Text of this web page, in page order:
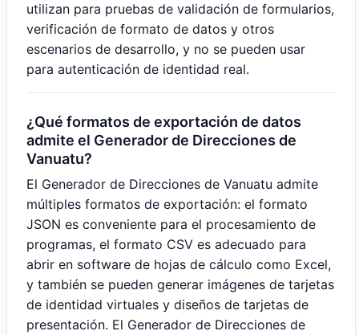
utilizan para pruebas de validación de formularios,
verificación de formato de datos y otros
escenarios de desarrollo, y no se pueden usar
para autenticación de identidad real.
¿Qué formatos de exportación de datos
admite el Generador de Direcciones de
Vanuatu?
El Generador de Direcciones de Vanuatu admite
múltiples formatos de exportación: el formato
JSON es conveniente para el procesamiento de
programas, el formato CSV es adecuado para
abrir en software de hojas de cálculo como Excel,
y también se pueden generar imágenes de tarjetas
de identidad virtuales y diseños de tarjetas de
presentación. El Generador de Direcciones de